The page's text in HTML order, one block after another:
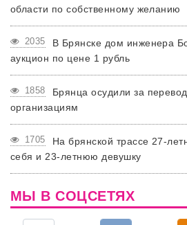
области по собственному желанию
2035
В Брянске дом инженера
аукцион по цене 1 рубль
1858
Брянца осудили за
организациям
1705
На брянской трассе 27-
себя и 23-летнюю девушку
МЫ В СОЦСЕТЯХ